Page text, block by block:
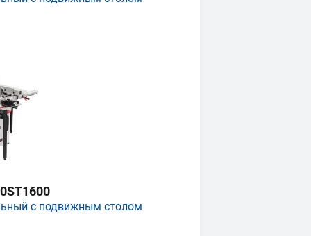
с подвижным столом